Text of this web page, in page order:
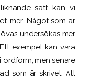
sätt kan vi
mer. Något som är
undersökas mer
exempel kan vara
men senare
som är skrivet. Att